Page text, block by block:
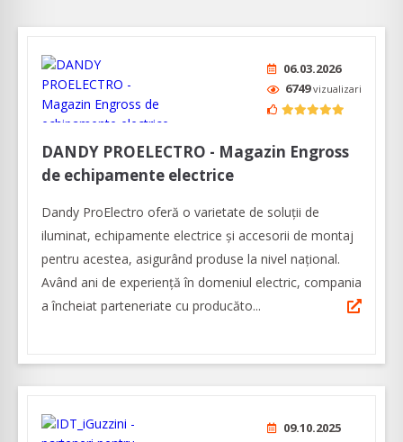
06.03.2026
6749vizualizari
DANDY PROELECTRO - Magazin Engross
de echipamente electrice
Dandy ProElectro oferă o varietate de soluţii de
iluminat, echipamente electrice şi accesorii de montaj
pentru acestea, asigurând produse la nivel naţional.
Având ani de experienţă în domeniul electric, compania
a încheiat parteneriate cu producăto...
09.10.2025